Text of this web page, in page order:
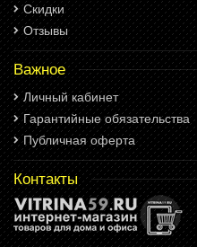
Скидки
Отзывы
Важное
Личный кабинет
Гарантийные обязательства
Публичная оферта
Контакты